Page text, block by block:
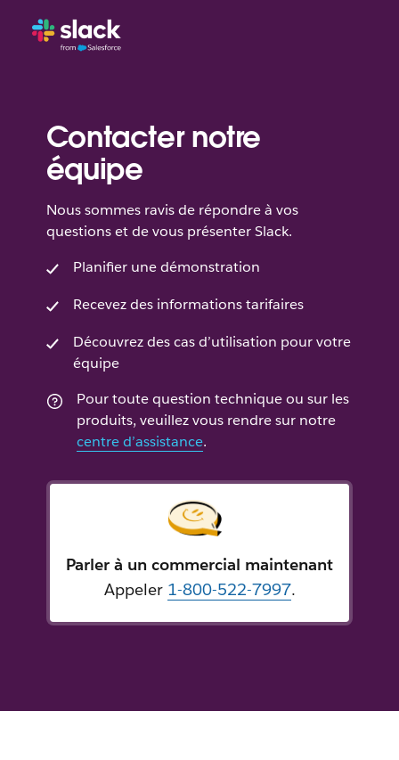
Contacter notre
équipe
Nous sommes ravis de répondre à vos
questions et de vous présenter Slack.
Planifier une démonstration
Recevez des informations tarifaires
Découvrez des cas d’utilisation pour votre
équipe
Pour toute question technique ou sur les
produits, veuillez vous rendre sur notre
centre d’assistance.
Parler à un commercial maintenant
Appeler 1-800-522-7997.